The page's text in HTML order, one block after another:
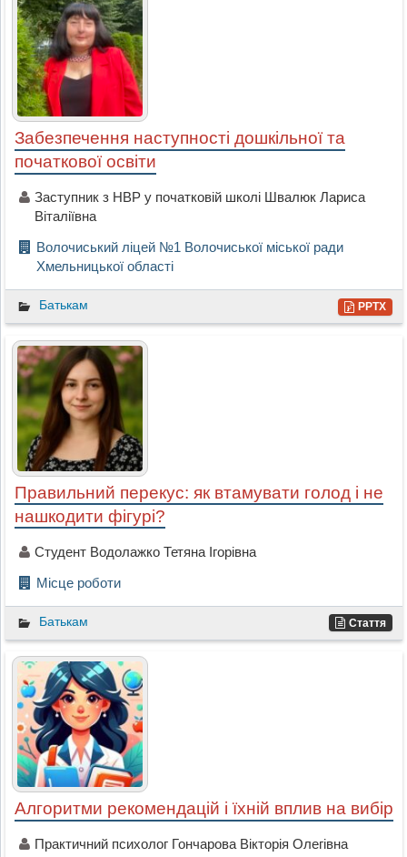
Забезпечення наступності дошкільної та
початкової освіти
Заступник з НВР у початковій школі Швалюк Лариса
Віталіївна
Волочиський ліцей №1 Волочиської міської ради
Хмельницької області
Батькам PPTX
Правильний перекус: як втамувати голод і не
нашкодити фігурі?
Студент Водолажко Тетяна Ігорівна
Місце роботи
Батькам Стаття
Алгоритми рекомендацій і їхній вплив на вибір
Практичний психолог Гончарова Вікторія Олегівна